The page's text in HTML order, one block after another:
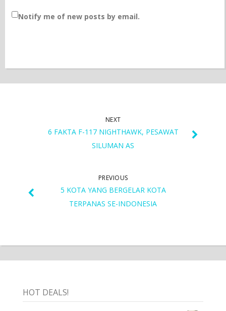
Notify me of new posts by email.
NEXT
6 FAKTA F-117 NIGHTHAWK, PESAWAT
SILUMAN AS
PREVIOUS
5 KOTA YANG BERGELAR KOTA
TERPANAS SE-INDONESIA
HOT DEALS!